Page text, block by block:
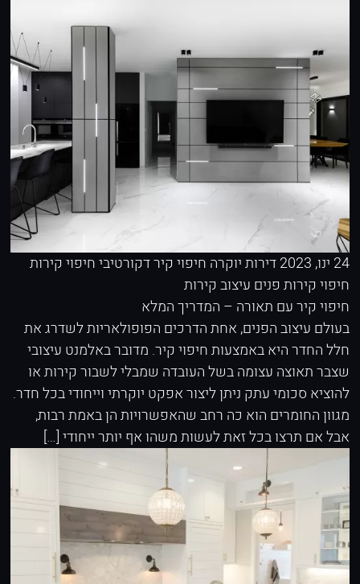
24 ינו, 2023 דירות יוקרה חיפוי קיר דקורטיביחיפוי קירות
חיפוי קירות פנים עיצוב קירות
חיפוי קיר עם תאורה – המדריך המלא
בעולם עיצוב הפנים, אחת הדרכים הפופולאריות לשדרג את
חלל החדר היא באמצעות חיפוי קיר. מדובר באלמנט עיצובי
שצבר תאוצה עצומה בשל העובדה שמבלי לשבור קירות או
להוציא סכומי עתק ניתן ליצור אפקט יוקרתי וייחודי בכל חדר.
מגוון החומרים הוא כה רחב שהאפשרויות הן באמת רבות,
אבל אם תרצו בכל זאת לעשות משהו אף יותר ייחודי […]